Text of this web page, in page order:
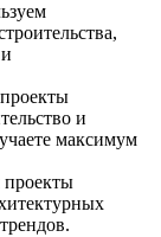
и
максимум